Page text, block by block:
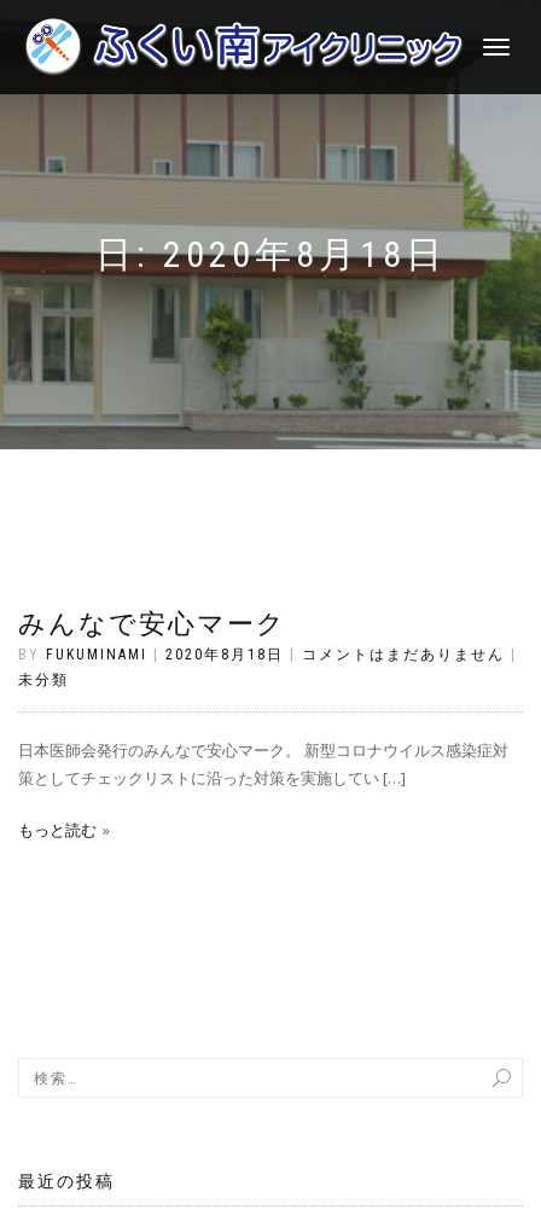
ナ
ゲ
ン
を
切
り
替
え
日: 2020年8月18日
みんなで安心マーク
BY FUKUMINAMI 2020年8月18日 コメントはまだありません
未分類
日本医師会発行のみんなで安心マーク。 新型コロナウイルス感染症対
策としてチェックリストに沿った対策を実施してい […]
もっと読む
最近の投稿